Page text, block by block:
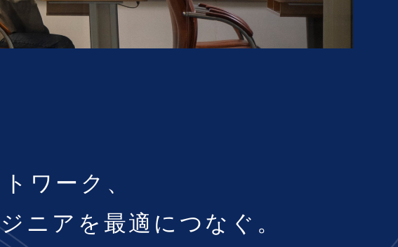
ワーク、
ニアを 最適につなぐ。